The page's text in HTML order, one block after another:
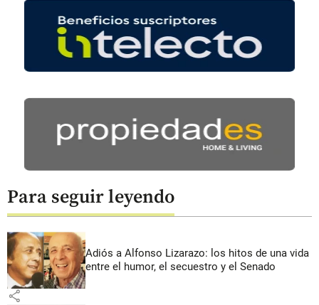
Para seguir leyendo
Adiós a Alfonso Lizarazo: los hitos de una vida
entre el humor, el secuestro y el Senado
share